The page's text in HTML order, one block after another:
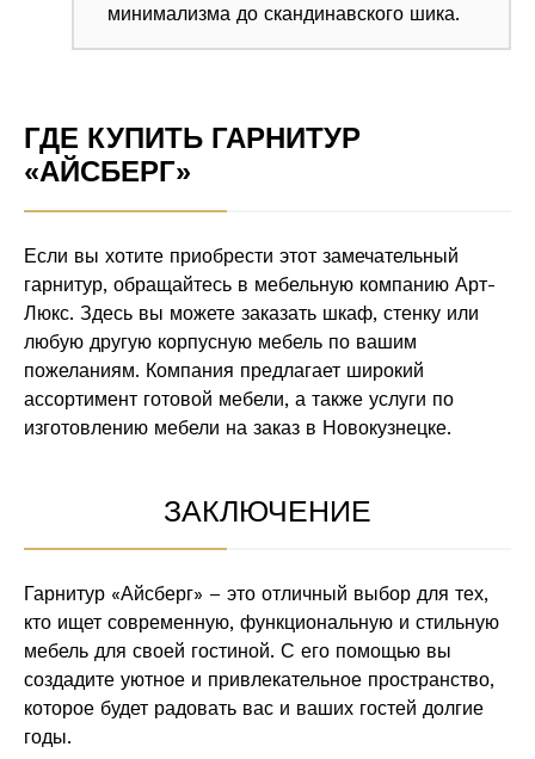
минимализма до скандинавского шика.
ГДЕ КУПИТЬ ГАРНИТУР
«АЙСБЕРГ»
Если вы хотите приобрести этот замечательный
гарнитур, обращайтесь в мебельную компанию Арт-
Люкс. Здесь вы можете заказать шкаф, стенку или
любую другую корпусную мебель по вашим
пожеланиям. Компания предлагает широкий
ассортимент готовой мебели, а также услуги по
изготовлению мебели на заказ в Новокузнецке.
ЗАКЛЮЧЕНИЕ
Гарнитур «Айсберг» – это отличный выбор для тех,
кто ищет современную, функциональную и стильную
мебель для своей гостиной. С его помощью вы
создадите уютное и привлекательное пространство,
которое будет радовать вас и ваших гостей долгие
годы.